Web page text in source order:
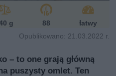
g 88
łatwy
Opublikowano: 21.03.2022 r.
– to one grają główną
puszysty omlet. Ten